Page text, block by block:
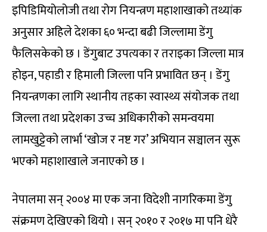
इपिडिमियोलोजी तथा रोग नियन्त्रण महाशाखाको तथ्यांक
अनुसार अहिले देशका ६० भन्दा बढी जिल्लामा डेंगु
फैलिसकेको छ । डेंगुबाट उपत्यका र तराइका जिल्ला मात्र
होइन, पहाडी र हिमाली जिल्ला पनि प्रभावित छन् । डेंगु
नियन्त्रणका लागि स्थानीय तहका स्वास्थ्य संयोजक तथा
जिल्ला तथा प्रदेशका उच्च अधिकारीको समन्वयमा
लामखुट्टेको लार्भा ‘खोज र नष्ट गर’ अभियान सञ्चालन सुरू
भएको महाशाखाले जनाएको छ ।
नेपालमा सन् २००४ मा एक जना विदेशी नागरिकमा डेंगु
संक्रमण देखिएको थियो । सन् २०१० र २०१७ मा पनि धेरै